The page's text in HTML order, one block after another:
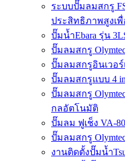
ระบบปั๊มลมสกรู
ประสิทธิภาพสูงเ
ปั๊มน้ำEbara รุ่น
ปั๊มลมสกรู
ปั๊มลมสกรูอินเวอร์
ปั๊มลมสกรูแบบ 4 in
ปั๊มลมสกรู
กลอัตโนมัติ
ปั๊มลม ฟูเช็ง VA-80
ปั๊มลมสกรู
งานติดตั้งปั๊มน้ำ